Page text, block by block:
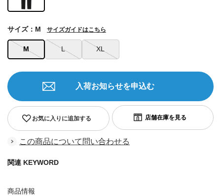
M L XL
サイズ：M サイズガイドはこちら
お気に入りに追加する
入荷お知らせを申込む
この商品について問い合わせる
関連 KEYWORD
商品情報